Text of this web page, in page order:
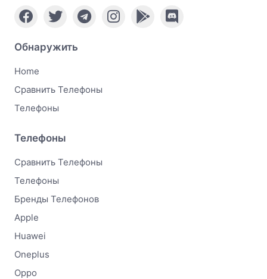
Обнаружить
Home
Сравнить Телефоны
Телефоны
Телефоны
Сравнить Телефоны
Телефоны
Бренды Телефонов
Apple
Huawei
Oneplus
Oppo